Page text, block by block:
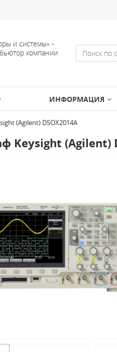
и системы» -
компании
ИНФОРМАЦИЯ
(Agilent) DSOX2014A
Keysight (Agilent)